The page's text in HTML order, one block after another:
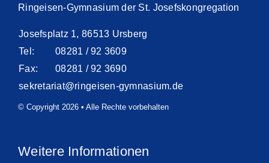
Ringeisen-Gymnasium der St. Josefskongregation
Josefsplatz 1, 86513 Ursberg
Tel:
08281 / 92 3609
Fax:
08281 / 92 3690
sekretariat@ringeisen-gymnasium.de
© Copyright 2026 • Alle Rechte vorbehalten
Weitere Informationen